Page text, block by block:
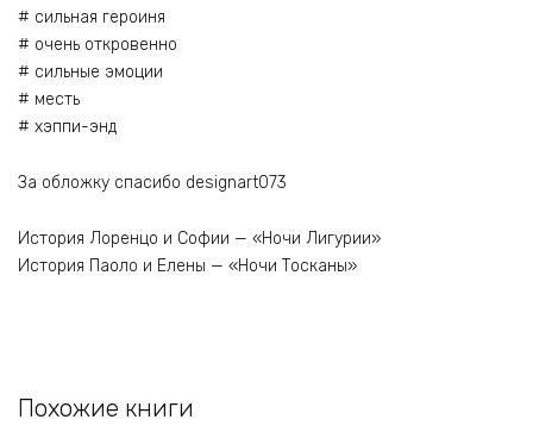
# сильная героиня
# очень откровенно
# сильные эмоции
# месть
# хэппи-энд
За обложку спасибо designart073
История Лоренцо и Софии — «Ночи Лигурии»
История Паоло и Елены — «Ночи Тосканы»
Похожие книги